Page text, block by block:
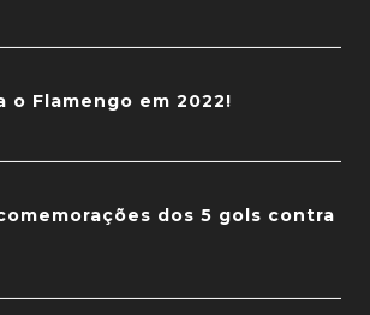
o Flamengo em 2022!
dos 5 gols contra